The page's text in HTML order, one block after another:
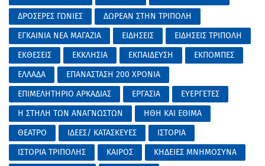
ΔΡΟΣΕΡΕΣ ΓΩΝΙΕΣ
ΔΩΡΕΑΝ ΣΤΗΝ ΤΡΙΠΟΛΗ
ΕΓΚΑΙΝΙΑ ΝΕΑ ΜΑΓΑΖΙΑ
ΕΙΔΗΣΕΙΣ
ΕΙΔΗΣΕΙΣ ΤΡΙΠΟΛΗ
ΕΚΘΕΣΕΙΣ
ΕΚΚΛΗΣΙΑ ΕΚΠΑΙΔΕΥΣΗ
ΕΚΠΟΜΠΕΣ
ΕΛΛΑΔΑ
ΕΠΑΝΑΣΤΑΣΗ 200 ΧΡΟΝΙΑ
ΕΠΙΜΕΛΗΤΗΡΙΟ ΑΡΚΑΔΙΑΣ
ΕΡΓΑΣΙΑ
ΕΥΕΡΓΕΤΕΣ
Η ΣΤΗΛΗ ΤΩΝ ΑΝΑΓΝΩΣΤΩΝ
ΗΘΗ ΚΑΙ ΕΘΙΜΑ
ΘΕΑΤΡΟ
ΙΔΕΕΣ/ ΚΑΤΑΣΚΕΥΕΣ
ΙΣΤΟΡΙΑ
ΙΣΤΟΡΙΑ ΤΡΙΠΟΛΗΣ
ΚΑΙΡΟΣ
ΚΗΔΕΙΕΣ ΜΝΗΜΟΣΥΝΑ